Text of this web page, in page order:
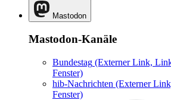
Mastodon
Mastodon-Kanäle
Bundestag (Externer Link,
Fenster)
hib-Nachrichten (Externer
Fenster)